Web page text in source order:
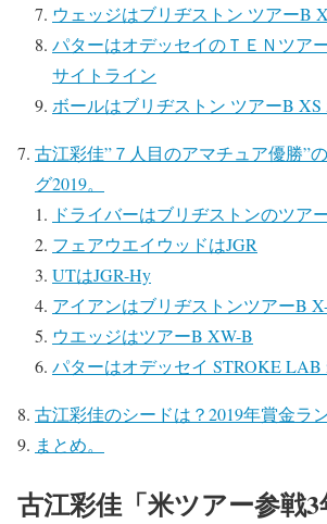
ウェッジはブリヂストン ツアーB
パターはオデッセイのＴＥＮツア
サイトライン
ボールはブリヂストン ツアーB XS
古江彩佳”７人目のアマチュア優勝”
グ2019。
ドライバーはブリヂストンのツ
フェアウエイウッドはJGR
UTはJGR-Hy
アイアンはブリヂストンツアーB
ウエッジはツアーB XW-B
パターはオデッセイ STROKE LAB
古江彩佳のシードは？2019年賞金ラ
まとめ。
古江彩佳「米ツアー参戦